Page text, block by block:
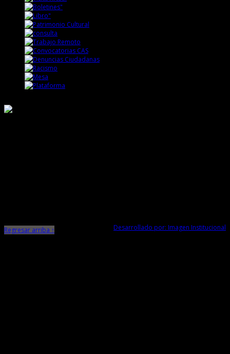
Desarrollado por: Imagen Institucional
Regresar arriba ↑